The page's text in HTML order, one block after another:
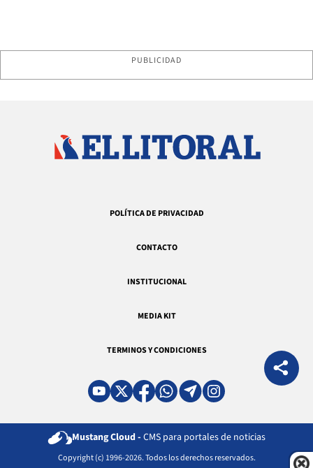
PUBLICIDAD
POLÍTICA DE PRIVACIDAD
CONTACTO
INSTITUCIONAL
MEDIA KIT
TERMINOS Y CONDICIONES
Mustang Cloud - CMS para portales de noticias
Copyright (c) 1996-2026. Todos los derechos reservados.